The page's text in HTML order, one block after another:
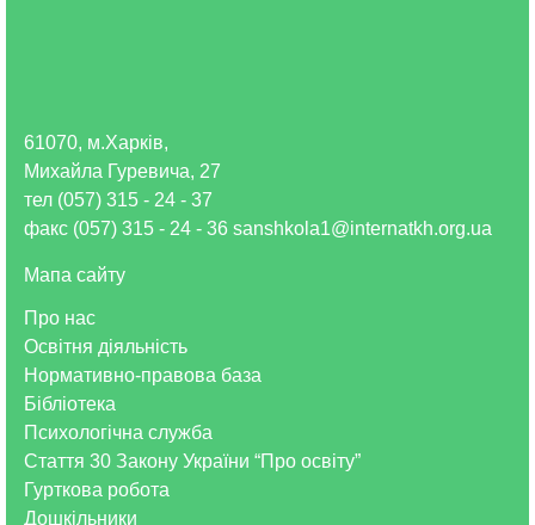
Про нас
Освітня діяльність
Нормативно-правова база
Бібліотека
Психологічна служба
Стаття 30 Закону України “Про освіту”
Гурткова робота
Дошкільники
61070, м.Харків,
Михайла Гуревича, 27
тел (057) 315 - 24 - 37
факс (057) 315 - 24 - 36 sanshkola1@internatkh.org.ua
Мапа сайту